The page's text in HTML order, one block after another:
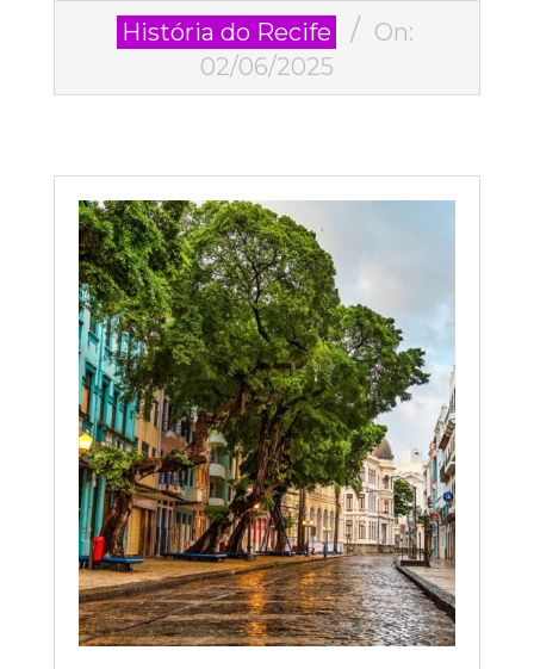
2025-
História do Recife
On:
02/06/2025